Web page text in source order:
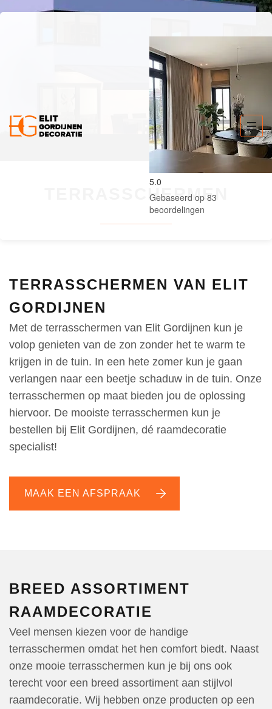
5.0
Gebaseerd op 83
beoordelingen
TERRASSCHERMEN
TERRASSCHERMEN VAN ELIT
GORDIJNEN
Met de terrasschermen van Elit Gordijnen kun je
volop genieten van de zon zonder het te warm te
krijgen in de tuin. In een hete zomer kun je gaan
verlangen naar een beetje schaduw in de tuin. Onze
terrasschermen op maat bieden jou de oplossing
hiervoor. De mooiste terrasschermen kun je
bestellen bij Elit Gordijnen, dé raamdecoratie
specialist!
MAAK EEN AFSPRAAK
BREED ASSORTIMENT
RAAMDECORATIE
Veel mensen kiezen voor de handige
terrasschermen omdat het hen comfort biedt. Naast
onze mooie terrasschermen kun je bij ons ook
terecht voor een breed assortiment aan stijlvol
raamdecoratie. Wij hebben onze producten op een